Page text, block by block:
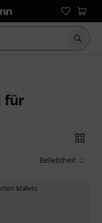
Suche
für
Beliebtheit
Mallets